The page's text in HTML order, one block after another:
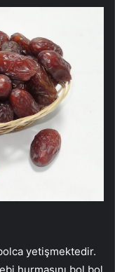
yetişmektedir.